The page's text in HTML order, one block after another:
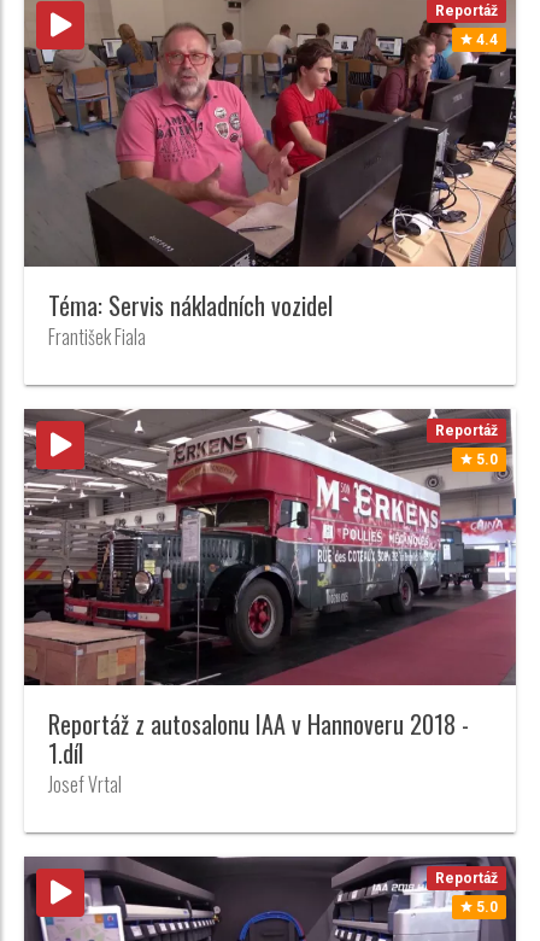
Reportáž
4.4
Téma: Servis nákladních vozidel
František Fiala
Reportáž
5.0
Reportáž z autosalonu IAA v Hannoveru 2018 -
1.díl
Josef Vrtal
Reportáž
5.0